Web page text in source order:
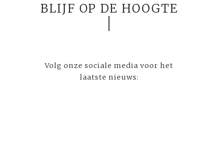
BLIJF OP DE HOOGTE
Volg onze sociale media voor het
laatste nieuws: